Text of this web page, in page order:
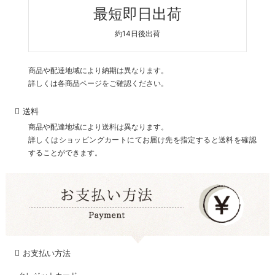
最短即日出荷
約14日後出荷
商品や配達地域により納期は異なります。
詳しくは各商品ページをご確認ください。
送料
商品や配達地域により送料は異なります。
詳しくはショッピングカートにてお届け先を指定すると送料を確認
することができます。
お支払い方法